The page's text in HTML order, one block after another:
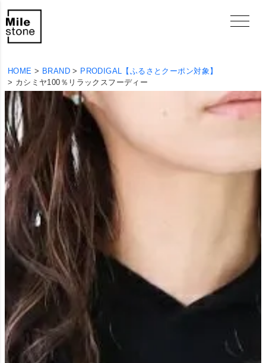
HOME BRAND
PRODIGAL【ふるさとクーポン対象】
カシミヤ100％リラックスフーディー